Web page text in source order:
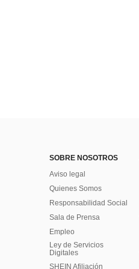
SOBRE NOSOTROS
Aviso legal
Quienes Somos
Responsabilidad Social
Sala de Prensa
Empleo
Ley de Servicios
Digitales
SHEIN Afiliación